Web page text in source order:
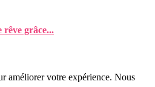
rêve grâce...
améliorer votre expérience. Nous